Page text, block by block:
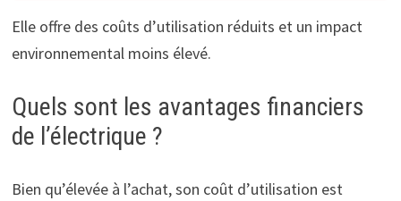
Elle offre des coûts d’utilisation réduits et un impact
environnemental moins élevé.
Quels sont les avantages financiers
de l’électrique ?
Bien qu’élevée à l’achat, son coût d’utilisation est